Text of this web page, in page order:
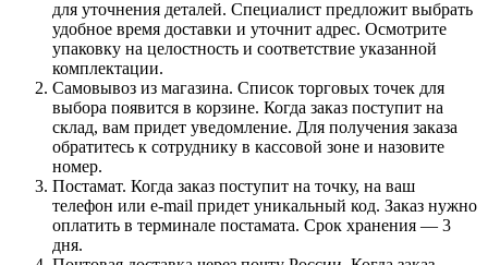
для уточнения деталей. Специалист предложит выбрать
удобное время доставки и уточнит адрес. Осмотрите
упаковку на целостность и соответствие указанной
комплектации.
Самовывоз из магазина. Список торговых точек для
выбора появится в корзине. Когда заказ поступит на
склад, вам придет уведомление. Для получения заказа
обратитесь к сотруднику в кассовой зоне и назовите
номер.
Постамат. Когда заказ поступит на точку, на ваш
телефон или e-mail придет уникальный код. Заказ нужно
оплатить в терминале постамата. Срок хранения — 3
дня.